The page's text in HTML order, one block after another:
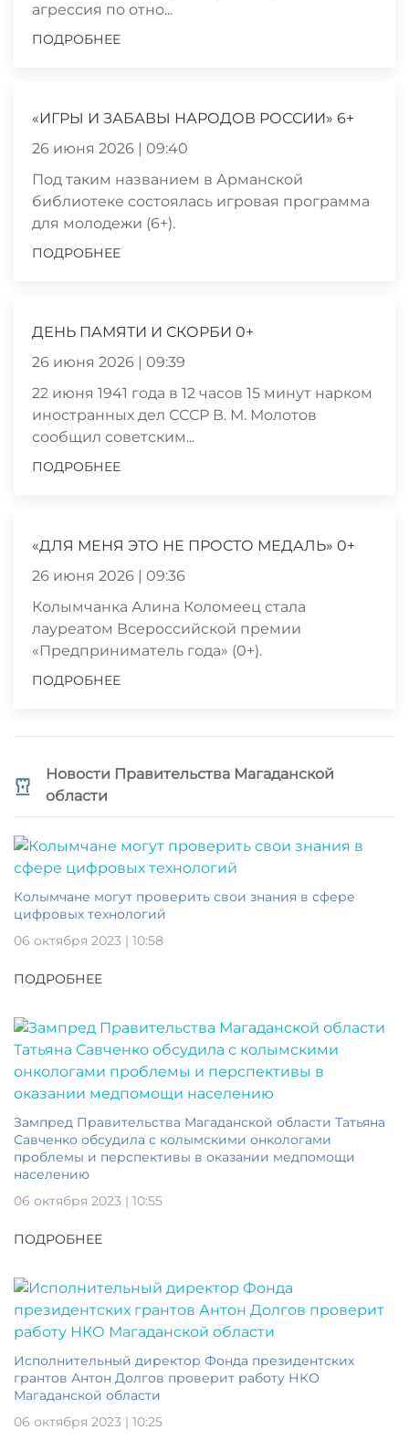
агрессия по отно...
ПОДРОБНЕЕ
«ИГРЫ И ЗАБАВЫ НАРОДОВ РОССИИ» 6+
26 июня 2026 | 09:40
Под таким названием в Арманской
библиотеке состоялась игровая программа
для молодежи (6+).
ПОДРОБНЕЕ
ДЕНЬ ПАМЯТИ И СКОРБИ 0+
26 июня 2026 | 09:39
22 июня 1941 года в 12 часов 15 минут нарком
иностранных дел СССР В. М. Молотов
сообщил советским...
ПОДРОБНЕЕ
«ДЛЯ МЕНЯ ЭТО НЕ ПРОСТО МЕДАЛЬ» 0+
26 июня 2026 | 09:36
Колымчанка Алина Коломеец стала
лауреатом Всероссийской премии
«Предприниматель года» (0+).
ПОДРОБНЕЕ
Новости Правительства Магаданской
области
Колымчане могут проверить свои знания в сфере
цифровых технологий
06 октября 2023 | 10:58
ПОДРОБНЕЕ
Зампред Правительства Магаданской области Татьяна
Савченко обсудила с колымскими онкологами
проблемы и перспективы в оказании медпомощи
населению
06 октября 2023 | 10:55
ПОДРОБНЕЕ
Исполнительный директор Фонда президентских
грантов Антон Долгов проверит работу НКО
Магаданской области
06 октября 2023 | 10:25